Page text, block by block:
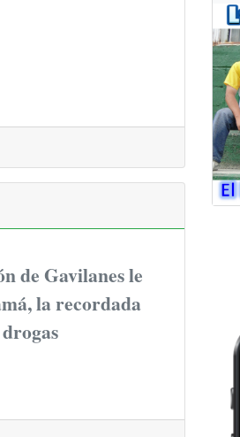
de Gavilanes le
la recordada